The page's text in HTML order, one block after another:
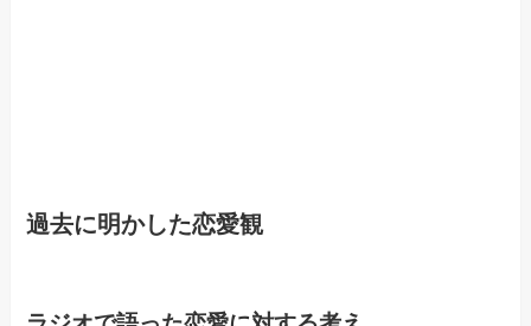
過去に明かした恋愛観